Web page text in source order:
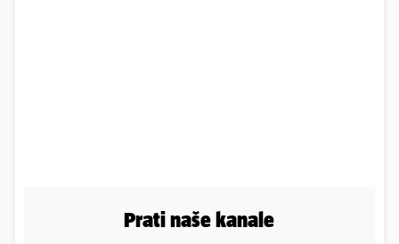
Prati naše kanale